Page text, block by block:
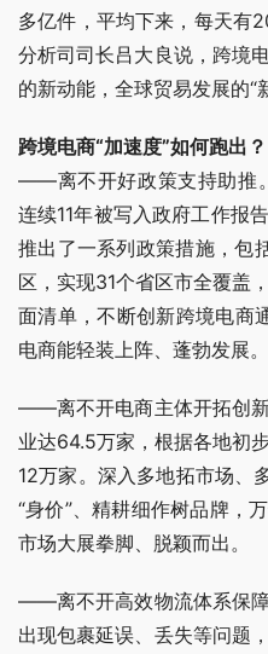
多亿件，平均下来，每天有
分析司司长吕大良说，跨境
的新动能，全球贸易发展的“
跨境电商“加速度”如何跑出？
——离不开好政策支持助推
连续11年被写入政府工作报
推出了一系列政策措施，包
区，实现31个省区市全覆盖
面清单，不断创新跨境电
电商能轻装上阵、蓬勃发展。
——离不开电商主体开拓创
业达64.5万家，根据各地初
12万家。深入多地拓市场、
“身价”、精耕细作树品牌，
市场大展拳脚、脱颖而出。
——离不开高效物流体系保
出现包裹延误、丢失等问题